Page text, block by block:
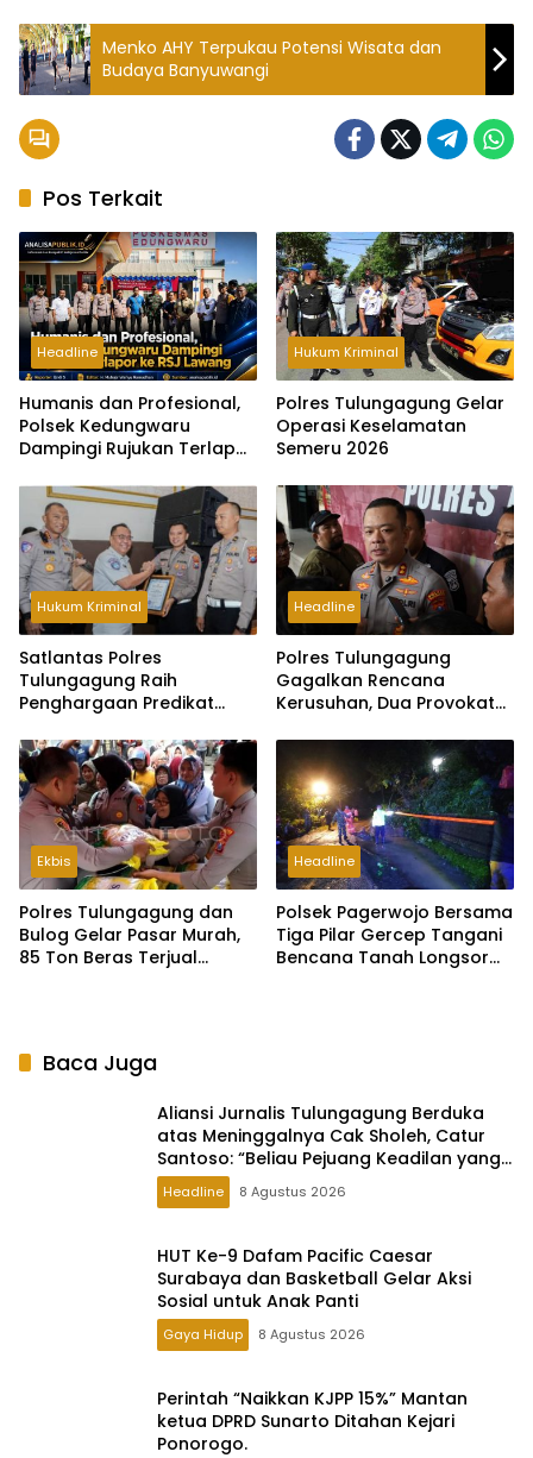
Menko AHY Terpukau Potensi Wisata dan
Budaya Banyuwangi
Pos Terkait
Headline
Humanis dan Profesional,
Polsek Kedungwaru
Dampingi Rujukan Terlapor
Hukum Kriminal
Polres Tulungagung Gelar
Operasi Keselamatan
Semeru 2026
Hukum Kriminal
Satlantas Polres
Tulungagung Raih
Penghargaan Predikat
Headline
Polres Tulungagung
Gagalkan Rencana
Kerusuhan, Dua Provokator
Ekbis
Polres Tulungagung dan
Bulog Gelar Pasar Murah,
85 Ton Beras Terjual
Headline
Polsek Pagerwojo Bersama
Tiga Pilar Gercep Tangani
Bencana Tanah Longsor
Baca Juga
Aliansi Jurnalis Tulungagung Berduka
atas Meninggalnya Cak Sholeh, Catur
Santoso: “Beliau Pejuang Keadilan yang
Vokal
Headline 8 Agustus 2026
HUT Ke-9 Dafam Pacific Caesar
Surabaya dan Basketball Gelar Aksi
Sosial untuk Anak Panti
Gaya Hidup 8 Agustus 2026
Perintah “Naikkan KJPP 15%” Mantan
ketua DPRD Sunarto Ditahan Kejari
Ponorogo.